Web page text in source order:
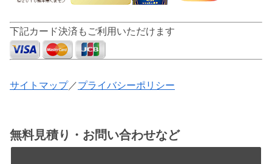
下記カード決済もご利用いただけます
サイトマップ／プライバシーポリシー
無料見積り・お問い合わせなど